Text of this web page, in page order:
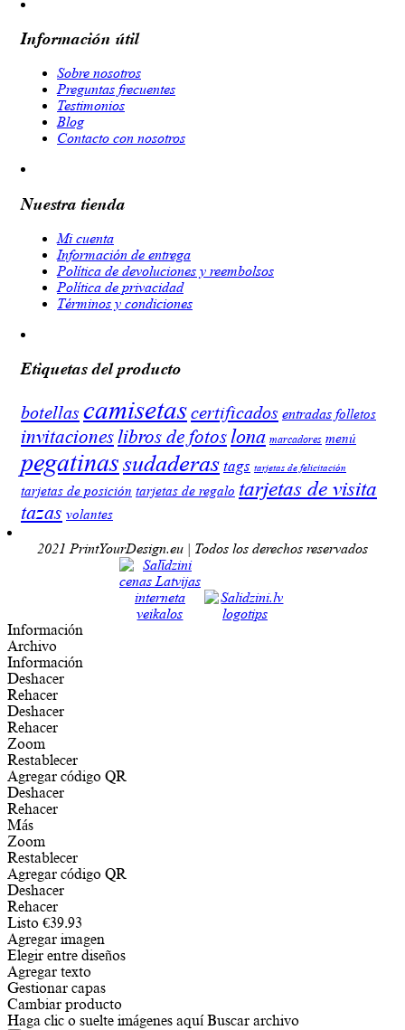
Información útil
Sobre nosotros
Preguntas frecuentes
Testimonios
Blog
Contacto con nosotros
Nuestra tienda
Mi cuenta
Información de entrega
Política de devoluciones y reembolsos
Política de privacidad
Términos y condiciones
Etiquetas del producto
botellascamisetascertificados entradas folletos
invitacioneslibros de fotos lona marcadores menú
pegatinassudaderas tags tarjetas de felicitación
tarjetas de posición tarjetas de regalo tarjetas de visita
tazas volantes
2021 PrintYourDesign.eu | Todos los derechos reservados
Información
Archivo
Información
Deshacer
Rehacer
Deshacer
Rehacer
Zoom
Restablecer
Agregar código QR
Deshacer
Rehacer
Más
Zoom
Restablecer
Agregar código QR
Deshacer
Rehacer
Listo €39.93
Agregar imagen
Elegir entre diseños
Agregar texto
Gestionar capas
Cambiar producto
Haga clic o suelte imágenes aquí Buscar archivo